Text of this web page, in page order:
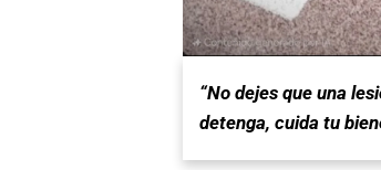
“No dejes que una
detenga, cuida tu